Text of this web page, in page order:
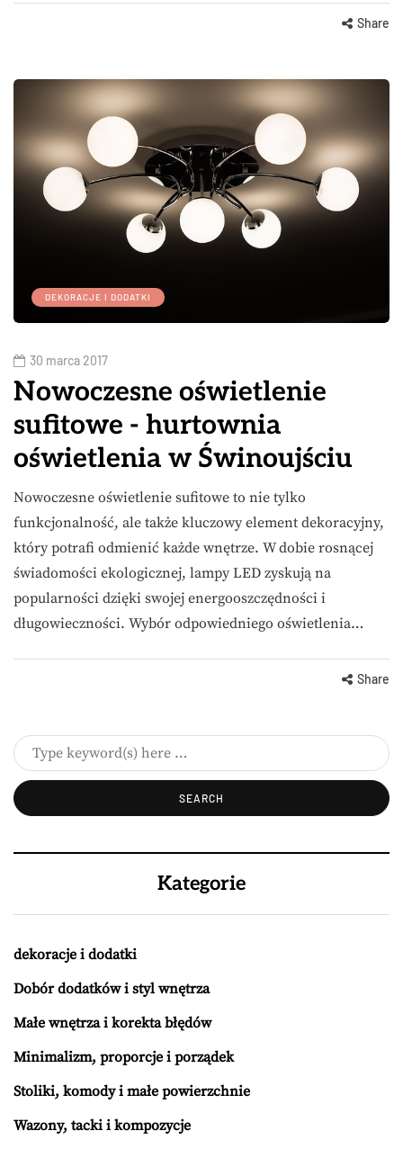
Share
DEKORACJE I DODATKI
30 marca 2017
Nowoczesne oświetlenie
sufitowe - hurtownia
oświetlenia w Świnoujściu
Nowoczesne oświetlenie sufitowe to nie tylko
funkcjonalność, ale także kluczowy element dekoracyjny,
który potrafi odmienić każde wnętrze. W dobie rosnącej
świadomości ekologicznej, lampy LED zyskują na
popularności dzięki swojej energooszczędności i
długowieczności. Wybór odpowiedniego oświetlenia…
Share
Kategorie
dekoracje i dodatki
Dobór dodatków i styl wnętrza
Małe wnętrza i korekta błędów
Minimalizm, proporcje i porządek
Stoliki, komody i małe powierzchnie
Wazony, tacki i kompozycje